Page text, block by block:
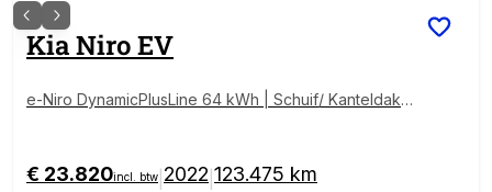
KiaNiro EV
e-Niro DynamicPlusLine 64 kWh | Schuif/ Kanteldak |
€ 23.820incl. btw 2022 123.475 km